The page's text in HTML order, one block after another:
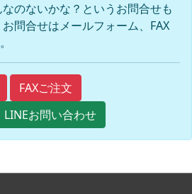
のないかな？というお問合せも
問合せはメールフォーム、FAX
FAXご注文
LINEお問い合わせ